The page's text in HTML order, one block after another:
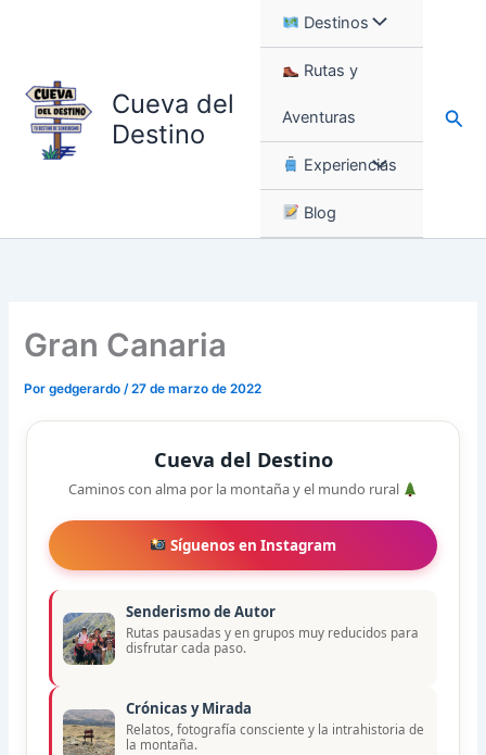
Cueva del
Destino
Destinos
Rutas y
Aventuras
Experiencias
Blog
Gran Canaria
Porgedgerardo/27 de marzo de 2022
Cueva del Destino
Caminos con alma por la montaña y el mundo rural
Síguenos en Instagram
Senderismo de Autor
Rutas pausadas y en grupos muy reducidos para
disfrutar cada paso.
Crónicas y Mirada
Relatos, fotografía consciente y la intrahistoria de
la montaña.